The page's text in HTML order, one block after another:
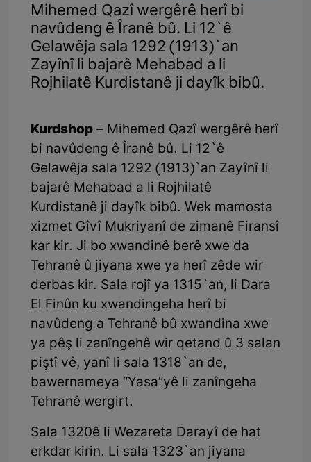
Mihemed Qazî wergêrê herî bi
navûdeng ê Îranê bû. Li 12`ê
Gelawêja sala 1292 (1913)`an
Zayînî li bajarê Mehabad a li
Rojhilatê Kurdistanê ji dayîk bibû.
Kurdshop – Mihemed Qazî wergêrê herî
bi navûdeng ê Îranê bû. Li 12`ê
Gelawêja sala 1292 (1913)`an Zayînî li
bajarê Mehabad a li Rojhilatê
Kurdistanê ji dayîk bibû. Wek mamosta
xizmet Gîvî Mukriyanî de zimanê Firansî
kar kir. Ji bo xwandinê berê xwe da
Tehranê û jiyana xwe ya herî zêde wir
derbas kir. Sala rojî ya 1315`an, li Dara
El Finûn ku xwandingeha herî bi
navûdeng a Tehranê bû xwandina xwe
ya pêş li zanîngehê wir qetand û 3 salan
piştî vê, yanî li sala 1318`an de,
bawernameya “Yasa”yê li zanîngeha
Tehranê wergirt.
Sala 1320ê li Wezareta Darayî de hat
erkdar kirin. Li sala 1323`an jiyana